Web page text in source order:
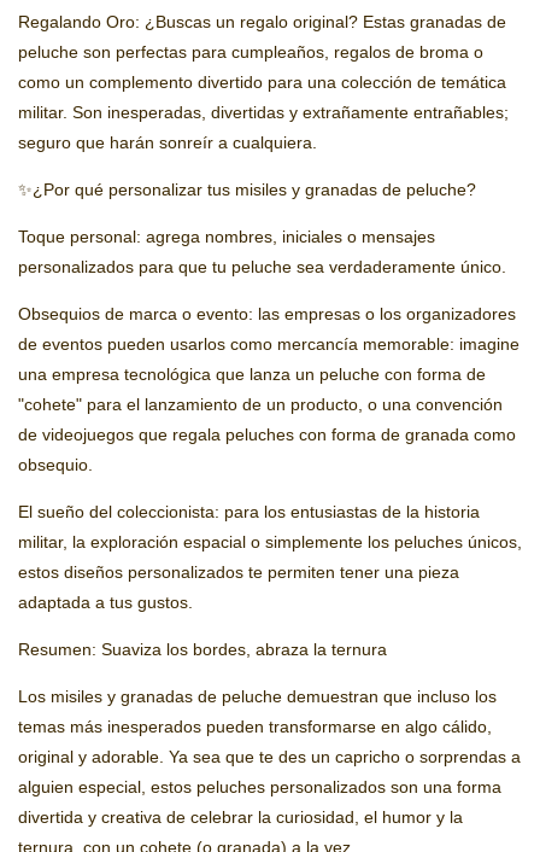
Regalando Oro: ¿Buscas un regalo original? Estas granadas de
peluche son perfectas para cumpleaños, regalos de broma o
como un complemento divertido para una colección de temática
militar. Son inesperadas, divertidas y extrañamente entrañables;
seguro que harán sonreír a cualquiera.
✨¿Por qué personalizar tus misiles y granadas de peluche?
Toque personal: agrega nombres, iniciales o mensajes
personalizados para que tu peluche sea verdaderamente único.
Obsequios de marca o evento: las empresas o los organizadores
de eventos pueden usarlos como mercancía memorable: imagine
una empresa tecnológica que lanza un peluche con forma de
"cohete" para el lanzamiento de un producto, o una convención
de videojuegos que regala peluches con forma de granada como
obsequio.
El sueño del coleccionista: para los entusiastas de la historia
militar, la exploración espacial o simplemente los peluches únicos,
estos diseños personalizados te permiten tener una pieza
adaptada a tus gustos.
Resumen: Suaviza los bordes, abraza la ternura
Los misiles y granadas de peluche demuestran que incluso los
temas más inesperados pueden transformarse en algo cálido,
original y adorable. Ya sea que te des un capricho o sorprendas a
alguien especial, estos peluches personalizados son una forma
divertida y creativa de celebrar la curiosidad, el humor y la
ternura, con un cohete (o granada) a la vez.